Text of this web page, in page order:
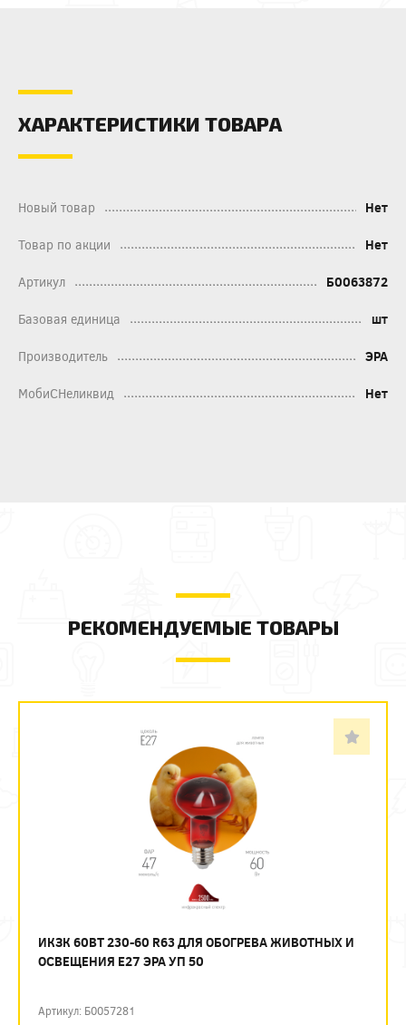
ХАРАКТЕРИСТИКИ ТОВАРА
Новый товар Нет
Товар по акции Нет
Артикул Б0063872
Базовая единица шт
Производитель ЭРА
МобиСНеликвид Нет
РЕКОМЕНДУЕМЫЕ ТОВАРЫ
ИКЗК 60ВТ 230-60 R63 ДЛЯ ОБОГРЕВА ЖИВОТНЫХ И
ОСВЕЩЕНИЯ Е27 ЭРА УП 50
Артикул: Б0057281